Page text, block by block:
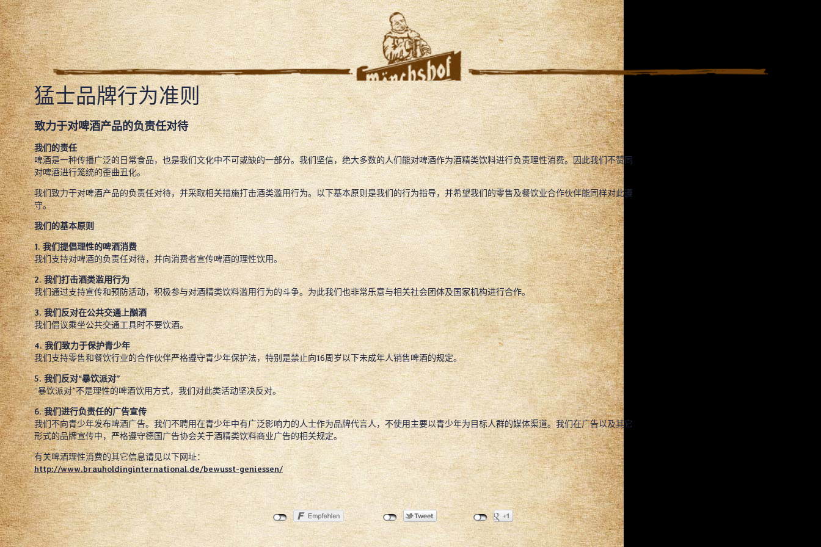
猛士品牌行为准则
致力于对啤酒产品的负责任对待
我们的责任
啤酒是一种传播广泛的日常食品，也是我们文化中不可或缺的一部分。我们坚信，绝大多数的人们能对啤酒作为酒精类饮料进行负责理性消费。因此我们不赞同
对啤酒进行笼统的歪曲丑化。
我们致力于对啤酒产品的负责任对待，并采取相关措施打击酒类滥用行为。以下基本原则是我们的行为指导，并希望我们的零售及餐饮业合作伙伴能同样对此遵
守。
我们的基本原则
1. 我们提倡理性的啤酒消费
我们支持对啤酒的负责任对待，并向消费者宣传啤酒的理性饮用。
2. 我们打击酒类滥用行为
我们通过支持宣传和预防活动，积极参与对酒精类饮料滥用行为的斗争。为此我们也非常乐意与相关社会团体及国家机构进行合作。
3. 我们反对在公共交通上酗酒
我们倡议乘坐公共交通工具时不要饮酒。
4. 我们致力于保护青少年
我们支持零售和餐饮行业的合作伙伴严格遵守青少年保护法，特别是禁止向16周岁以下未成年人销售啤酒的规定。
5. 我们反对“暴饮派对”
“暴饮派对”不是理性的啤酒饮用方式，我们对此类活动坚决反对。
6. 我们进行负责任的广告宣传
我们不向青少年发布啤酒广告。我们不聘用在青少年中有广泛影响力的人士作为品牌代言人，不使用主要以青少年为目标人群的媒体渠道。我们在广告以及其它
形式的品牌宣传中，严格遵守德国广告协会关于酒精类饮料商业广告的相关规定。
有关啤酒理性消费的其它信息请见以下网址：
http://www.brauholdinginternational.de/bewusst-geniessen/